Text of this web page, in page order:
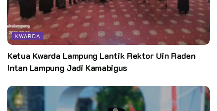
KWARDA
Ketua Kwarda Lampung Lantik Rektor Uin Raden
Intan Lampung Jadi Kamabigus